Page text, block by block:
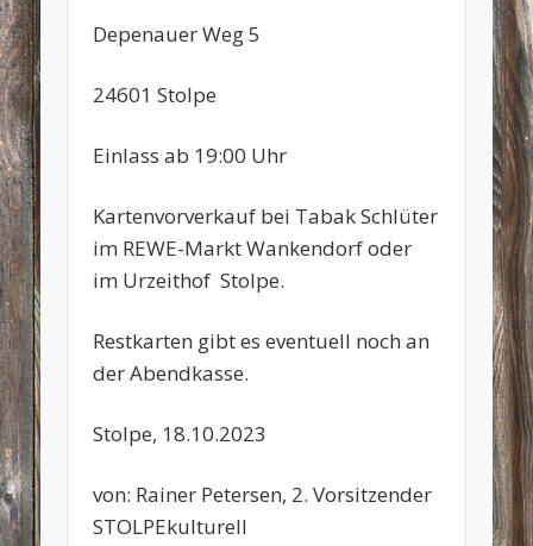
Depenauer Weg 5
24601 Stolpe
Einlass ab 19:00 Uhr
Kartenvorverkauf bei Tabak Schlüter
im REWE-Markt Wankendorf oder
im Urzeithof Stolpe.
Restkarten gibt es eventuell noch an
der Abendkasse.
Stolpe, 18.10.2023
von: Rainer Petersen, 2. Vorsitzender
STOLPEkulturell